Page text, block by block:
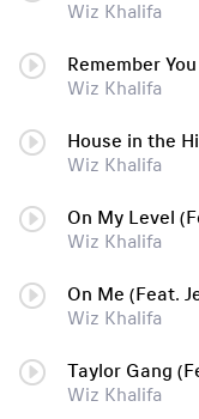
Wiz Khalifa
Remember
Wiz Khalifa
House in the
Wiz Khalifa
On My Level
Wiz Khalifa
On Me (Feat.
Wiz Khalifa
Taylor Gang
Wiz Khalifa